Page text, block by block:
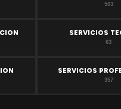
503
SERVICIOS
63
SERVICIOS
357